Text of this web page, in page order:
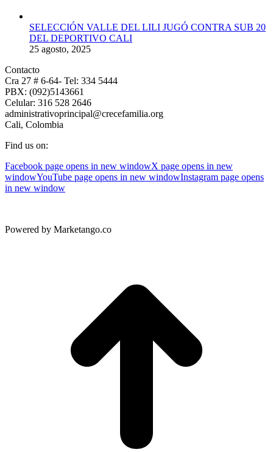
SELECCIÓN VALLE DEL LILI JUGÓ CONTRA SUB 20
DEL DEPORTIVO CALI
25 agosto, 2025
Contacto
Cra 27 # 6-64- Tel: 334 5444
PBX: (092)5143661
Celular: 316 528 2646
administrativoprincipal@crecefamilia.org
Cali, Colombia
Find us on:
Facebook page opens in new windowX page opens in new
windowYouTube page opens in new windowInstagram page opens
in new window
Powered by Marketango.co